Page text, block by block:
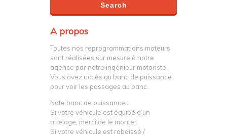
A propos
Toutes nos reprogrammations moteurs
sont réalisées sur mesure à notre
agence par notre ingénieur motoriste.
Vous avez accès au banc de puissance
pour voir les passages au banc.
Note banc de puissance :
Si votre véhicule est équipé d’un
attelage, merci de le monter.
Si votre véhicule est rabaissé /